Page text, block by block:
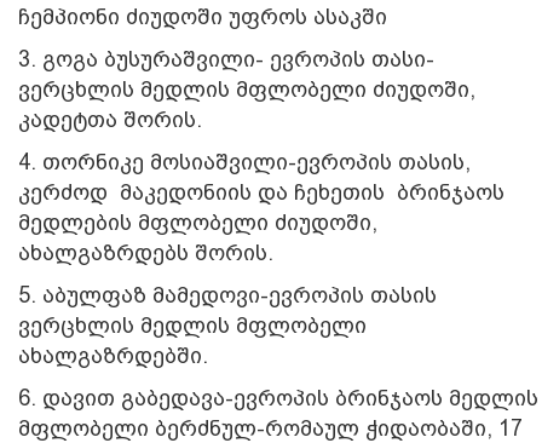
ჩემპიონი ძიუდოში უფროს ასაკში
3. გოგა ბუსურაშვილი- ევროპის თასი-
ვერცხლის მედლის მფლობელი ძიუდოში,
კადეტთა შორის.
4. თორნიკე მოსიაშვილი-ევროპის თასის,
კერძოდ მაკედონიის და ჩეხეთის ბრინჯაოს
მედლების მფლობელი ძიუდოში,
ახალგაზრდებს შორის.
5. აბულფაზ მამედოვი-ევროპის თასის
ვერცხლის მედლის მფლობელი
ახალგაზრდებში.
6. დავით გაბედავა-ევროპის ბრინჯაოს მედლის
მფლობელი ბერძნულ-რომაულ ჭიდაობაში, 17